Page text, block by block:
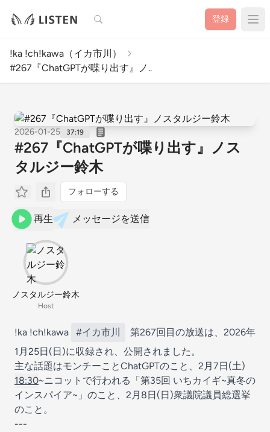
検索 登録
!ka !ch!kawa（イカ市川）
#267『ChatGPTが喋り出す』ノ..
2026-01-25 37:19
#267『ChatGPTが喋り出す』ノス
タルジー鈴木
フォローする
再生 メッセージを送信
ノスタルジー鈴木
Host
!ka !ch!kawa #イカ市川
第267回目の放送は、2026年
1月25日(日)に収録され、公開されました。
主な話題はモンチーことChatGPTのこと、2月7日(土)
18:30~ニコットで行われる「第35回 いちカイギ~真冬の
インスパイア~」のこと、2月8日(日)衆議院議員総選挙
のこと。
---